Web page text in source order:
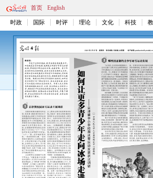
首页 English
时政 国际 时评 理论 文化 科技